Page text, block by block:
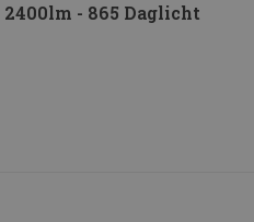
- 865 Daglicht